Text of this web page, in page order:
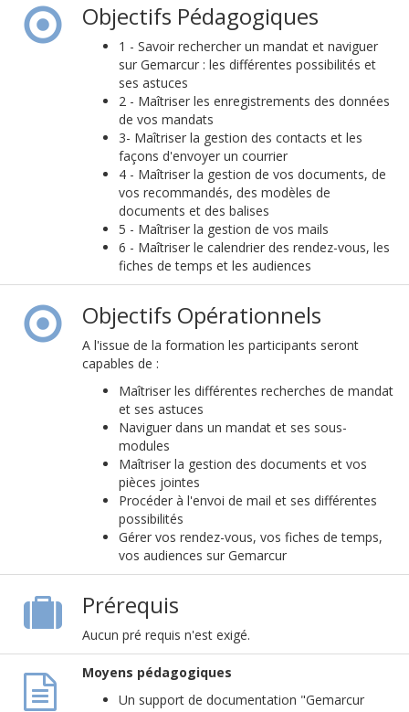
Objectifs Pédagogiques
1 - Savoir rechercher un mandat et naviguer
sur Gemarcur : les différentes possibilités et
ses astuces
2 - Maîtriser les enregistrements des données
de vos mandats
3- Maîtriser la gestion des contacts et les
façons d'envoyer un courrier
4 - Maîtriser la gestion de vos documents, de
vos recommandés, des modèles de
documents et des balises
5 - Maîtriser la gestion de vos mails
6 - Maîtriser le calendrier des rendez-vous, les
fiches de temps et les audiences
Objectifs Opérationnels
A l'issue de la formation les participants seront
capables de :
Maîtriser les différentes recherches de mandat
et ses astuces
Naviguer dans un mandat et ses sous-
modules
Maîtriser la gestion des documents et vos
pièces jointes
Procéder à l'envoi de mail et ses différentes
possibilités
Gérer vos rendez-vous, vos fiches de temps,
vos audiences sur Gemarcur
Prérequis
Aucun pré requis n'est exigé.
Moyens pédagogiques
Un support de documentation "Gemarcur